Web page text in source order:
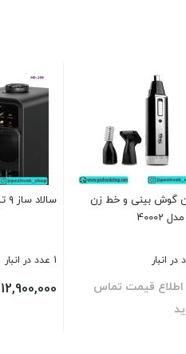
گوش بینی و خط زن
اطلاع قیمت تماس
سالاد ساز ۹ تیغه مایر مدل ۲۹۸
1 عدد در انبار
12,900,000